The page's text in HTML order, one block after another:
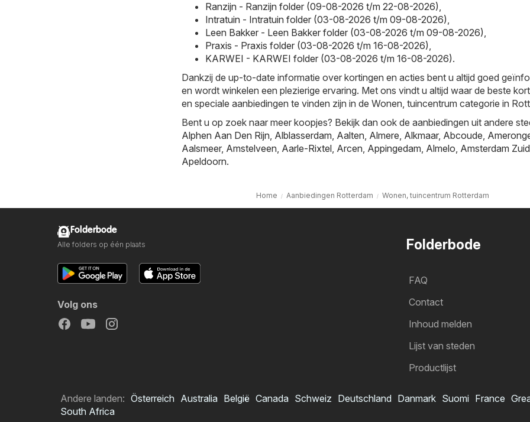
Ranzijn - Ranzijn folder (09-08-2026 t/m 22-08-2026),
Intratuin - Intratuin folder (03-08-2026 t/m 09-08-2026),
Leen Bakker - Leen Bakker folder (03-08-2026 t/m 09-08-2026),
Praxis - Praxis folder (03-08-2026 t/m 16-08-2026),
KARWEI - KARWEI folder (03-08-2026 t/m 16-08-2026).
Dankzij de up-to-date informatie over kortingen en acties bent u altijd goed
en wordt winkelen een plezierige ervaring. Met ons vindt u altijd waar de beste
en speciale aanbiedingen te vinden zijn in de Wonen, tuincentrum categorie in
Bent u op zoek naar meer koopjes? Bekijk dan ook de aanbiedingen uit andere
Alphen Aan Den Rijn, Alblasserdam, Aalten, Almere, Alkmaar, Abcoude,
Aalsmeer, Amstelveen, Aarle-Rixtel, Arcen, Appingedam, Almelo, Amsterdam
Apeldoorn.
Home Aanbiedingen Rotterdam Wonen, tuincentrum Rotterdam
Folderbode
FAQ
Contact
Inhoud melden
Lijst van steden
Productlijst
Folderbode
Alle folders op één plaats
Volg ons
Andere landen: Österreich Australia België Canada Schweiz Deutschland Danmark Suomi France
South Africa